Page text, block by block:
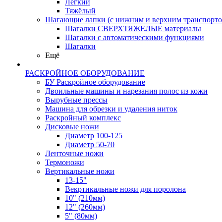
Лёгкий
Тяжёлый
Шагающие лапки (с нижним и верхним
Шагалки СВЕРХТЯЖЕЛЫЕ материалы
Шагалки с автоматическими функциями
Шагалки
Ещё
РАСКРОЙНОЕ ОБОРУДОВАНИЕ
БУ Раскройное оборудование
Двоильные машины и нарезания полос из кожи
Вырубные прессы
Машина для обрезки и удаления ниток
Раскройный комплекс
Дисковые ножи
Диаметр 100-125
Диаметр 50-70
Ленточные ножи
Термоножи
Вертикальные ножи
13-15"
Векртикальные ножи для поролона
10" (210мм)
12" (260мм)
5" (80мм)